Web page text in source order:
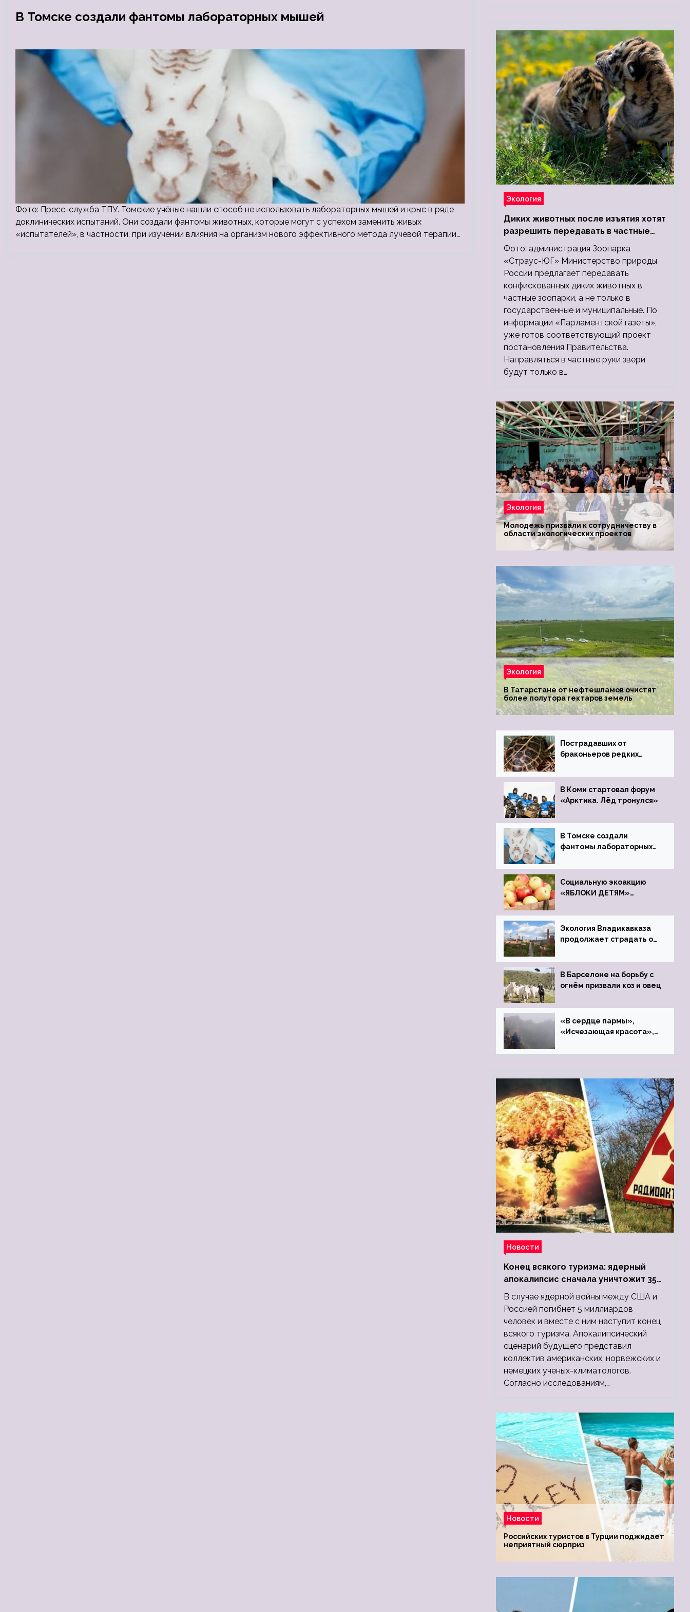
В Томске создали фантомы лабораторных мышей
Фото: Пресс-служба ТПУ. Томские учёные нашли способ не использовать лабораторных мышей и крыс в ряде
доклинических испытаний. Они создали фантомы животных, которые могут с успехом заменить живых
«испытателей», в частности, при изучении влияния на организм нового эффективного метода лучевой терапии…
Экология
Диких животных после изъятия хотят
разрешить передавать в частные
зоопарки
Фото: администрация Зоопарка
«Страус-ЮГ» Министерство природы
России предлагает передавать
конфискованных диких животных в
частные зоопарки, а не только в
государственные и муниципальные. По
информации «Парламентской газеты»,
уже готов соответствующий проект
постановления Правительства.
Направляться в частные руки звери
будут только в…
Экология
Молодежь призвали к сотрудничеству в
области экологических проектов
Экология
В Татарстане от нефтешламов очистят
более полутора гектаров земель
Пострадавших от
браконьеров редких
Ростовский зоопарк
В Коми стартовал форум
«Арктика. Лёд тронулся»
В Томске создали
фантомы лабораторных
Социальную экоакцию
«ЯБЛОКИ ДЕТЯМ»
Экология Владикавказа
продолжает страдать от
завода
В Барселоне на борьбу с
огнём призвали коз и овец
«В сердце пармы»,
«Исчезающая красота»,
Новости
Конец всякого туризма: ядерный
апокалипсис сначала уничтожит 350
миллионов, а потом 5 миллиардов
людей
В случае ядерной войны между США и
Россией погибнет 5 миллиардов
человек и вместе с ним наступит конец
всякого туризма. Апокалипсический
сценарий будущего представил
коллектив американских, норвежских и
немецких ученых-климатологов.
Согласно исследованиям,…
Новости
Российских туристов в Турции поджидает
неприятный сюрприз